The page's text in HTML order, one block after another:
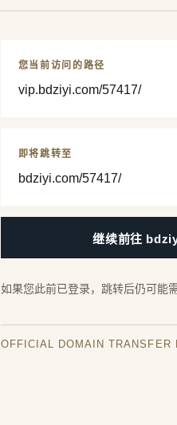
您当前访问的路径
vip.bdziyi.com/57417/
即将跳转至
bdziyi.com/57417/
继续前往
如果您此前已登录，跳转后仍可能
OFFICIAL DOMAIN TRANSFER